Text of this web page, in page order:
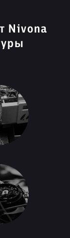
Nivona